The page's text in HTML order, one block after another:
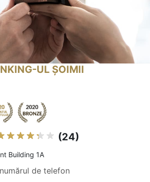
UL ȘOIMII
(24)
Building 1A
de telefon